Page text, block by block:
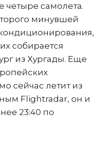
четыре самолета.
минувшей
собирается
из Хургады. Еще
сейчас летит из
Flightradar, он и
23:40 по